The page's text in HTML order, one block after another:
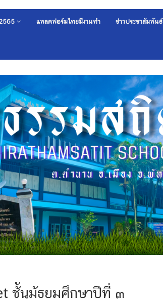
แพลตฟอร์มไทยมีงานทำ ข่าวประชาสัมพันธ์
ชั้นมัธยมศึกษาปีที่ ๓